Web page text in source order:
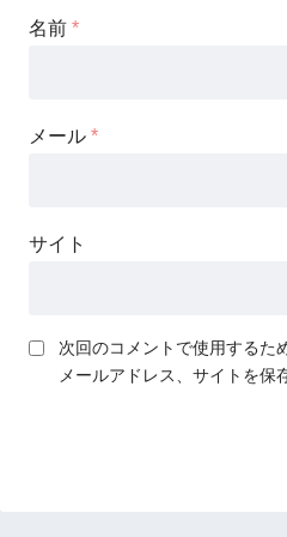
名前 *
メール *
サイト
次回のコメントで使用するた
メールアドレス、サイトを保